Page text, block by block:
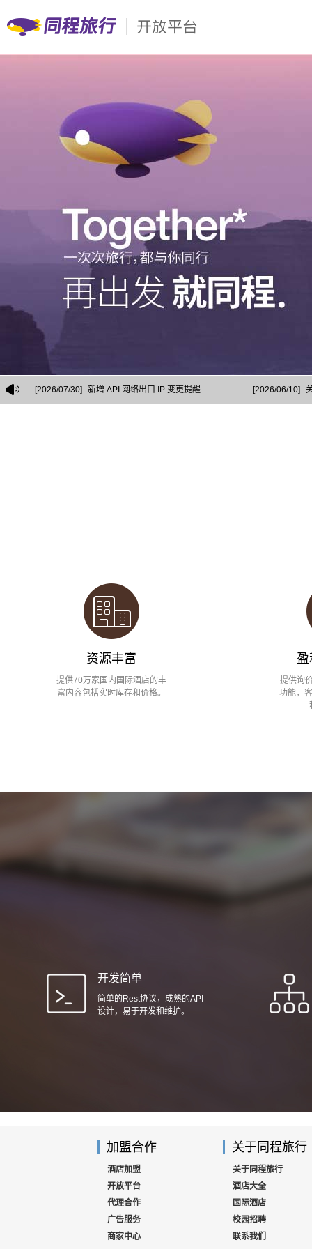
[2026/07/30] 新增 API 网络出口 IP 变更提醒 [2026/06/10]
资源丰富
提供70万家国内国际酒店的丰
富内容包括实时库存和价格。
盈
提供询
功能，
开发简单
简单的Rest协议，成熟的API
设计，易于开发和维护。
加盟合作
酒店加盟
开放平台
代理合作
广告服务
商家中心
关于同程旅行
关于同程旅行
酒店大全
国际酒店
校园招聘
联系我们